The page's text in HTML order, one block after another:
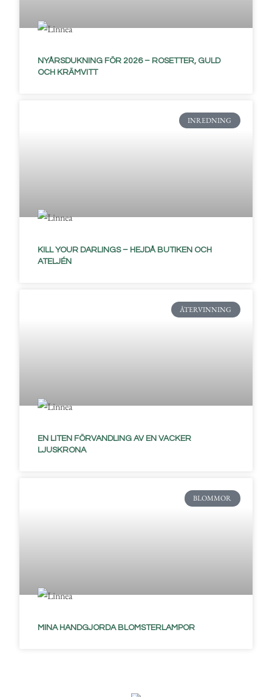
NYÅRSDUKNING FÖR 2026 – ROSETTER, GULD
OCH KRÄMVITT
INREDNING
KILL YOUR DARLINGS – HEJDÅ BUTIKEN OCH
ATELJÉN
ÅTERVINNING
EN LITEN FÖRVANDLING AV EN VACKER
LJUSKRONA
BLOMMOR
MINA HANDGJORDA BLOMSTERLAMPOR